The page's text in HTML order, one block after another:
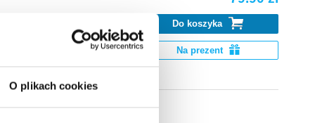
O plikach cookies
Do koszyka
Na prezent